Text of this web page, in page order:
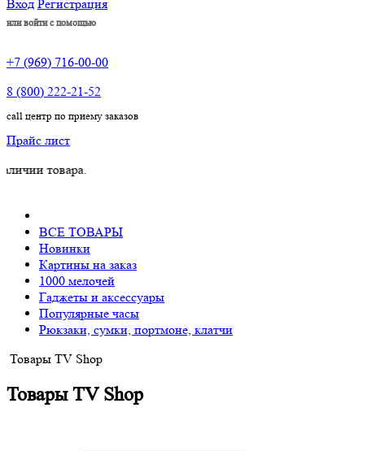
Вход Регистрация
или войти с помощью
+7 (969) 716-00-00
8 (800) 222-21-52
call центр по приему заказов
Прайс лист
ВСЕ ТОВАРЫ
Новинки
Картины на заказ
1000 мелочей
Гаджеты и аксессуары
Популярные часы
Рюкзаки, сумки, портмоне, клатчи
Товары TV Shop
Товары TV Shop